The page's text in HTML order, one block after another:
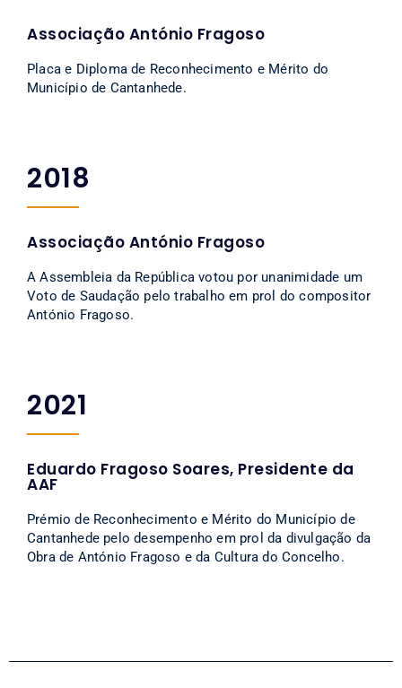
Associação António Fragoso
Placa e Diploma de Reconhecimento e Mérito do
Município de Cantanhede.
2018
Associação António Fragoso
A Assembleia da República votou por unanimidade um
Voto de Saudação pelo trabalho em prol do compositor
António Fragoso.
2021
Eduardo Fragoso Soares, Presidente da
AAF
Prémio de Reconhecimento e Mérito do Município de
Cantanhede pelo desempenho em prol da divulgação da
Obra de António Fragoso e da Cultura do Concelho.